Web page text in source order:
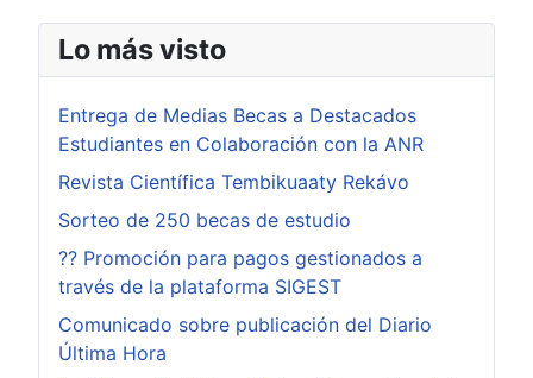
Lo más visto
Entrega de Medias Becas a Destacados
Estudiantes en Colaboración con la ANR
Revista Científica Tembikuaaty Rekávo
Sorteo de 250 becas de estudio
?? Promoción para pagos gestionados a
través de la plataforma SIGEST
Comunicado sobre publicación del Diario
Última Hora